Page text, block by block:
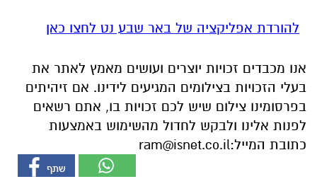
להורדת אפליקציה של באר שבע נט לחצו כאן
אנו מכבדים זכויות יוצרים ועושים מאמץ לאתר את
בעלי הזכויות בצילומים המגיעים לידינו. אם זיהיתים
בפרסומינו צילום שיש לכם זכויות בו, אתם רשאים
לפנות אלינו ולבקש לחדול מהשימוש באמצעות
כתובת המייל:ram@isnet.co.il